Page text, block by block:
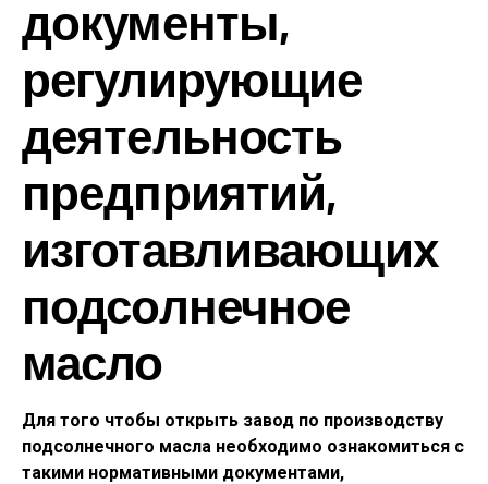
документы,
регулирующие
деятельность
предприятий,
изготавливающих
подсолнечное
масло
Для того чтобы открыть завод по производству
подсолнечного масла необходимо ознакомиться с
такими нормативными документами,